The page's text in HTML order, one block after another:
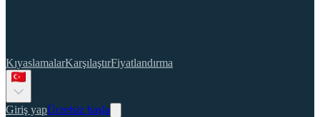
KıyaslamalarKarşılaştırFiyatlandırma
Giriş yapÜcretsiz başla